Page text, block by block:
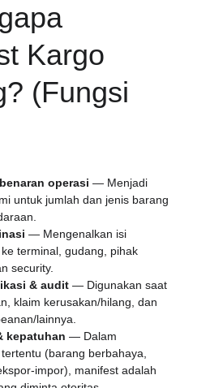
Kargo
(Fungsi
operasi — Menjadi
untuk jumlah dan jenis barang
— Mengenalkan isi
terminal, gudang, pihak
security.
& audit — Digunakan saat
klaim kerusakan/hilang, dan
lainnya.
kepatuhan — Dalam
(barang berbahaya,
impor), manifest adalah